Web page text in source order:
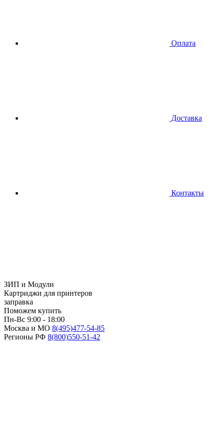
Оплата
Доставка
Контакты
ЗИП и Модули
Картриджи для принтеров
заправка
Поможем купить
Пн-Вс 9:00 - 18:00
Москва и МО 8(495)477-54-85
Регионы РФ 8(800)550-51-42